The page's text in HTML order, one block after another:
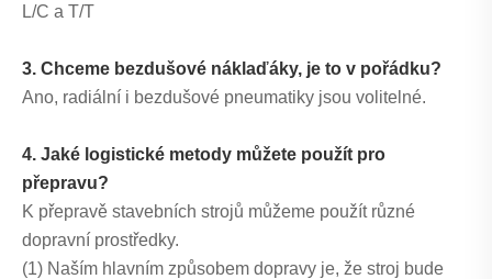
L/C a T/T
3. Chceme bezdušové náklaďáky, je to v pořádku?
Ano, radiální i bezdušové pneumatiky jsou volitelné.
4. Jaké logistické metody můžete použít pro
přepravu?
K přepravě stavebních strojů můžeme použít různé
dopravní prostředky.
(1) Naším hlavním způsobem dopravy je, že stroj bude